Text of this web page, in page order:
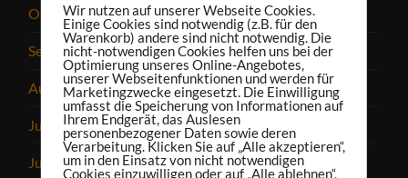
Oktober 2024
September 2024
August 2024
Juli 2024
Juni 2024
Wir nutzen auf unserer Webseite Cookies.
Einige Cookies sind notwendig (z.B. für den
Warenkorb) andere sind nicht notwendig. Die
nicht-notwendigen Cookies helfen uns bei der
Optimierung unseres Online-Angebotes,
unserer Webseitenfunktionen und werden für
Marketingzwecke eingesetzt. Die Einwilligung
umfasst die Speicherung von Informationen auf
Ihrem Endgerät, das Auslesen
personenbezogener Daten sowie deren
Verarbeitung. Klicken Sie auf „Alle akzeptieren“,
um in den Einsatz von nicht notwendigen
Cookies einzuwilligen oder auf „Alle ablehnen“,